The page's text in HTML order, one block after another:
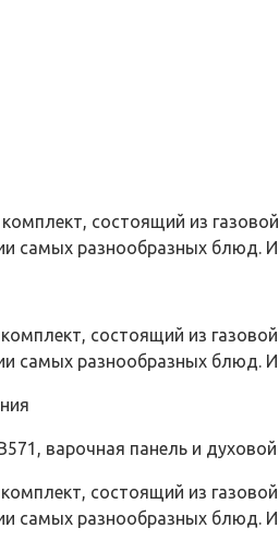
состоящий из
самых разнообразных блюд.
состоящий из
самых разнообразных блюд. И
состоящий из
самых разнообразных блюд.